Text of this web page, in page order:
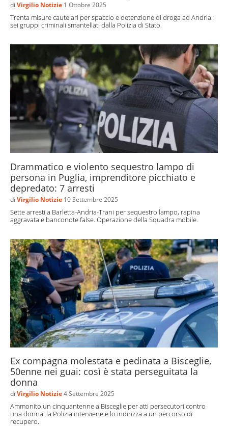
di Virgilio Notizie 1 Ottobre 2025
Trenta misure cautelari per spaccio e detenzione di droga ad Andria:
sei gruppi criminali smantellati dalla Polizia di Stato.
Drammatico e violento sequestro lampo di
persona in Puglia, imprenditore picchiato e
depredato: 7 arresti
di Virgilio Notizie 10 Settembre 2025
Sette arresti a Barletta-Andria-Trani per sequestro lampo, rapina
aggravata e banconote false. Operazione della Squadra mobile.
Ex compagna molestata e pedinata a Bisceglie,
50enne nei guai: così è stata perseguitata la
donna
di Virgilio Notizie4 Settembre 2025
Ammonito un cinquantenne a Bisceglie per atti persecutori contro
una donna: la Polizia interviene e lo indirizza a un percorso di
recupero.